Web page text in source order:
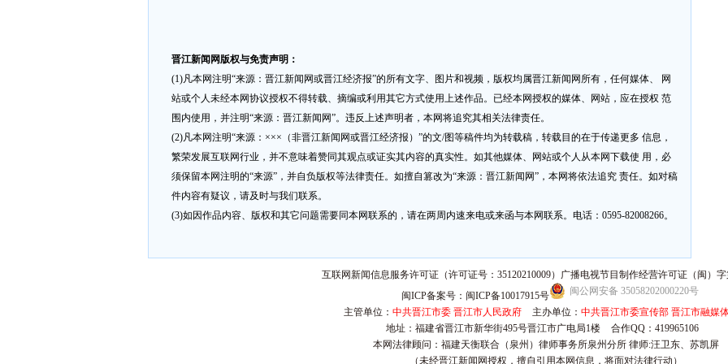
晋江新闻网版权与免责声明：
(1)凡本网注明“来源：晋江新闻网或晋江经济报”的所有文字、图片和视频，版权均属晋江新闻网所有，任何媒体、 网
站或个人未经本网协议授权不得转载、摘编或利用其它方式使用上述作品。已经本网授权的媒体、网站，应在授权 范
围内使用，并注明“来源：晋江新闻网”。违反上述声明者，本网将追究其相关法律责任。
(2)凡本网注明“来源：×××（非晋江新闻网或晋江经济报）”的文/图等稿件均为转载稿，转载目的在于传递更多 信息，
繁荣发展互联网行业，并不意味着赞同其观点或证实其内容的真实性。如其他媒体、网站或个人从本网下载使 用，必
须保留本网注明的“来源”，并自负版权等法律责任。如擅自篡改为“来源：晋江新闻网”，本网将依法追究 责任。如对稿
件内容有疑议，请及时与我们联系。
(3)如因作品内容、版权和其它问题需要同本网联系的，请在两周内速来电或来函与本网联系。电话：0595-82008266。
互联网新闻信息服务许可证（许可证号：35120210009）广播电视节目制作经营许可证（闽）字
闽ICP备案号：闽ICP备10017915号
闽公网安备 35058202000220号
主管单位： 中共晋江市委 晋江市人民政府 主办单位： 中共晋江市委宣传部 晋江市融媒
地址：福建省晋江市新华街495号晋江市广电局1楼
合作QQ：419965106
本网法律顾问：福建天衡联合（泉州）律师事务所泉州分所 律师:汪卫东、苏凯屏
（未经晋江新闻网授权，擅自引用本网信息，将面对法律行动）